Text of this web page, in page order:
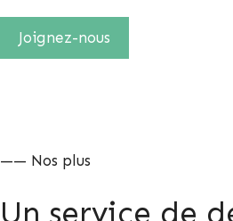
Joignez-nous
—— Nos plus
Un service de